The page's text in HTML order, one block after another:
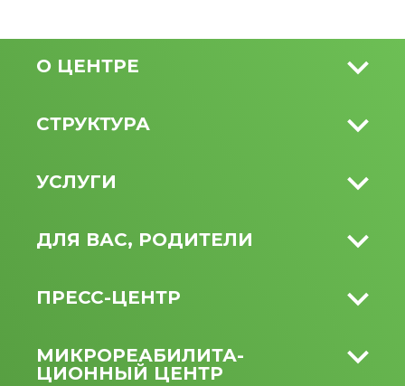
О ЦЕНТРЕ
СТРУКТУРА
УСЛУГИ
ДЛЯ ВАС, РОДИТЕЛИ
ПРЕСС-ЦЕНТР
МИКРО­РЕАБИЛИТА­
ЦИОННЫЙ ЦЕНТР